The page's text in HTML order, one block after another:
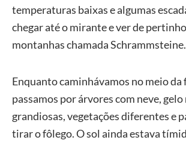
temperaturas baixas e algumas
chegar até o mirante e ver de
montanhas chamada Schrammsteine.
Enquanto caminhávamos no meio da
passamos por árvores com neve, gelo
grandiosas, vegetações diferentes e
tirar o fôlego. O sol ainda estava